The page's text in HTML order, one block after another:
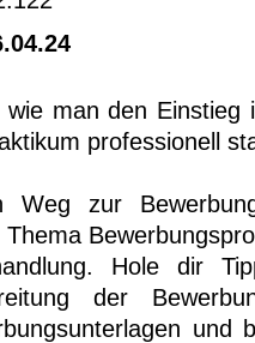
man den Einstieg
professionell
Weg zur
Hole dir
der
und